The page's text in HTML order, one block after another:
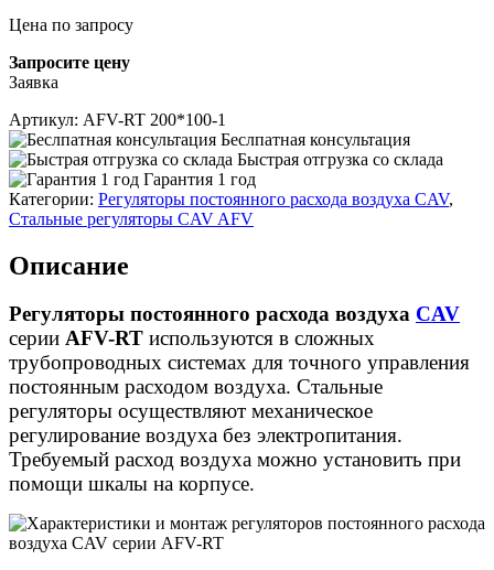
Цена по запросу
Запросите цену
Заявка
Артикул: AFV-RT 200*100-1
Беслпатная консультация
Быстрая отгрузка со склада
Гарантия 1 год
Категории: Регуляторы постоянного расхода воздуха CAV,
Стальные регуляторы CAV AFV
Описание
Регуляторы постоянного расхода воздуха CAV
серии AFV-RT используются в сложных
трубопроводных системах для точного управления
постоянным расходом воздуха. Стальные
регуляторы осуществляют механическое
регулирование воздуха без электропитания.
Требуемый расход воздуха можно установить при
помощи шкалы на корпусе.